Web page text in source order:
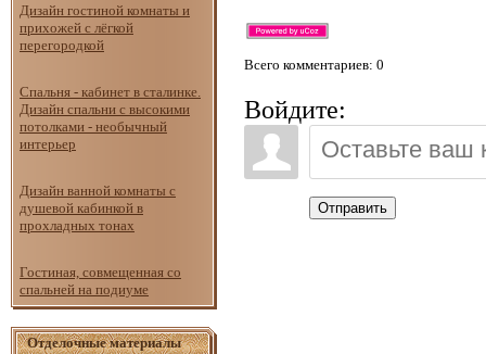
Дизайн гостиной комнаты и
прихожей с лёгкой
перегородкой
Спальня - кабинет в сталинке.
Дизайн спальни с высокими
потолками - необычный
интерьер
Дизайн ванной комнаты с
душевой кабинкой в
прохладных тонах
Гостиная, совмещенная со
спальней на подиуме
Отделочные материалы
Всего комментариев: 0
Войдите:
Отправить